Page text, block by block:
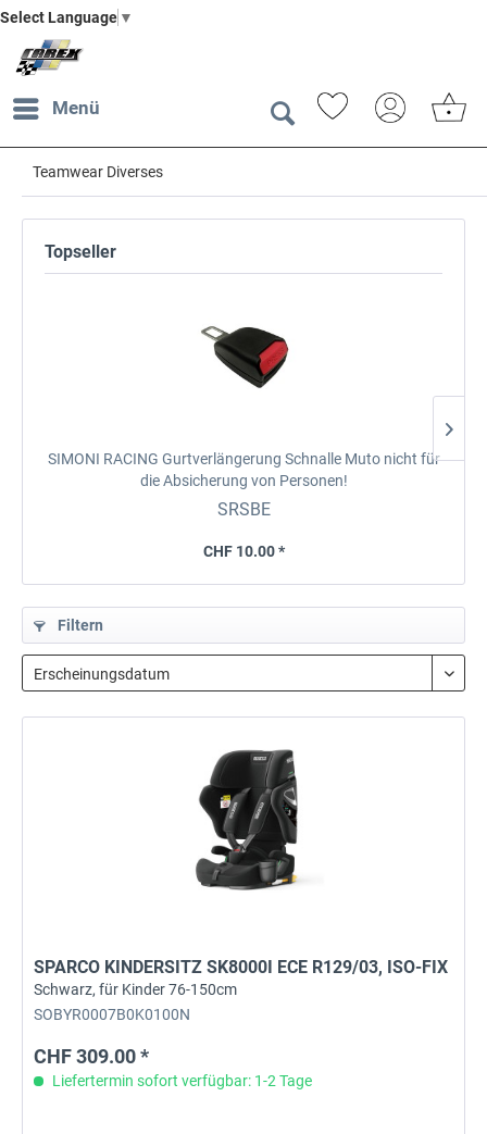
Select Language ▼
Menü
Teamwear Diverses
Topseller
SIMONI RACING Gurtverlängerung Schnalle Muto nicht für
die Absicherung von Personen!
SRSBE
CHF 10.00 *
Filtern
SPARCO KINDERSITZ SK8000I ECE R129/03, ISO-FIX
Schwarz, für Kinder 76-150cm
SOBYR0007B0K0100N
CHF 309.00 *
Liefertermin sofort verfügbar: 1-2 Tage